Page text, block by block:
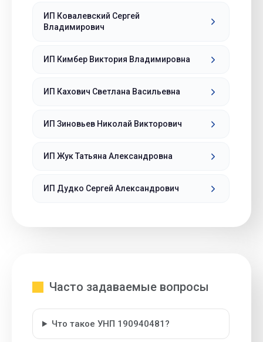
ИП Ковалевский Сергей
Владимирович
ИП Кимбер Виктория Владимировна
ИП Кахович Светлана Васильевна
ИП Зиновьев Николай Викторович
ИП Жук Татьяна Александровна
ИП Дудко Сергей Александрович
Часто задаваемые вопросы
Что такое УНП 190940481?